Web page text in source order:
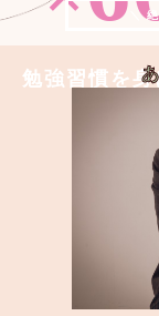
勉強習慣を
＼